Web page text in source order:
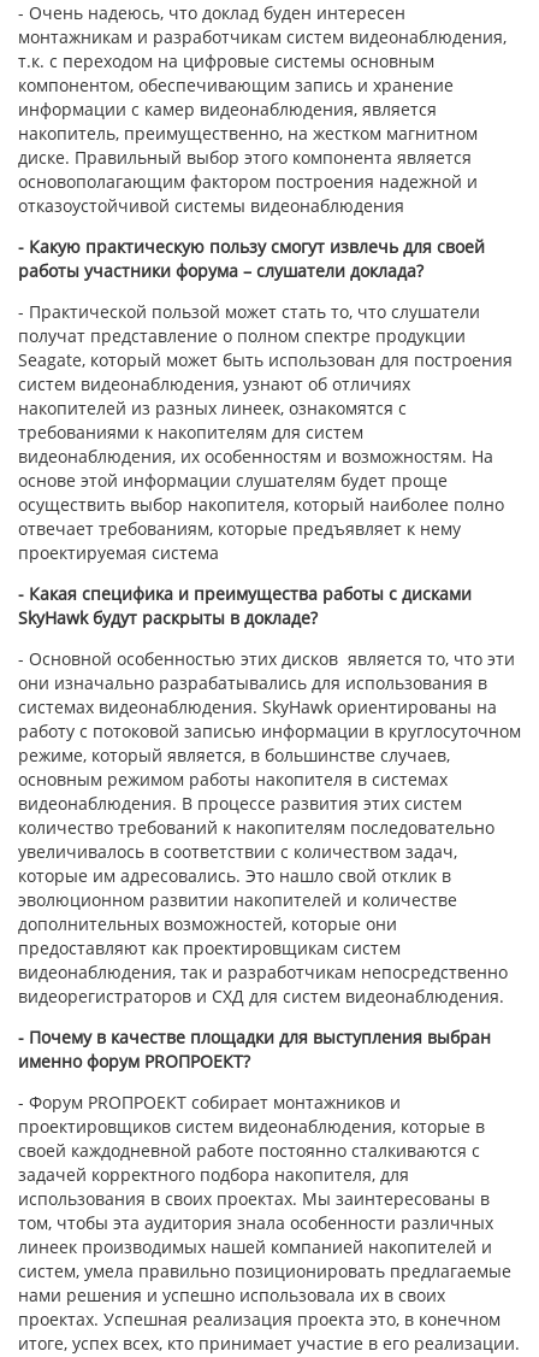
- Очень надеюсь, что доклад буден интересен
монтажникам и разработчикам систем видеонаблюдения,
т.к. с переходом на цифровые системы основным
компонентом, обеспечивающим запись и хранение
информации с камер видеонаблюдения, является
накопитель, преимущественно, на жестком магнитном
диске. Правильный выбор этого компонента является
основополагающим фактором построения надежной и
отказоустойчивой системы видеонаблюдения
- Какую практическую пользу смогут извлечь для своей
работы участники форума – слушатели доклада?
- Практической пользой может стать то, что слушатели
получат представление о полном спектре продукции
Seagate, который может быть использован для построения
систем видеонаблюдения, узнают об отличиях
накопителей из разных линеек, ознакомятся с
требованиями к накопителям для систем
видеонаблюдения, их особенностям и возможностям. На
основе этой информации слушателям будет проще
осуществить выбор накопителя, который наиболее полно
отвечает требованиям, которые предъявляет к нему
проектируемая система
- Какая специфика и преимущества работы с дисками
SkyHawk будут раскрыты в докладе?
- Основной особенностью этих дисков является то, что эти
они изначально разрабатывались для использования в
системах видеонаблюдения. SkyHawk ориентированы на
работу с потоковой записью информации в круглосуточном
режиме, который является, в большинстве случаев,
основным режимом работы накопителя в системах
видеонаблюдения. В процессе развития этих систем
количество требований к накопителям последовательно
увеличивалось в соответствии с количеством задач,
которые им адресовались. Это нашло свой отклик в
эволюционном развитии накопителей и количестве
дополнительных возможностей, которые они
предоставляют как проектировщикам систем
видеонаблюдения, так и разработчикам непосредственно
видеорегистраторов и СХД для систем видеонаблюдения.
- Почему в качестве площадки для выступления выбран
именно форум PROПРОЕКТ?
- Форум PROПРОЕКТ собирает монтажников и
проектировщиков систем видеонаблюдения, которые в
своей каждодневной работе постоянно сталкиваются с
задачей корректного подбора накопителя, для
использования в своих проектах. Мы заинтересованы в
том, чтобы эта аудитория знала особенности различных
линеек производимых нашей компанией накопителей и
систем, умела правильно позиционировать предлагаемые
нами решения и успешно использовала их в своих
проектах. Успешная реализация проекта это, в конечном
итоге, успех всех, кто принимает участие в его реализации.